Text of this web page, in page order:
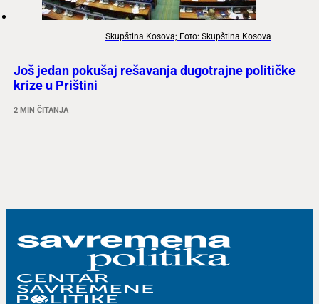
Skupština Kosova; Foto: Skupština Kosova
Još jedan pokušaj rešavanja dugotrajne političke
krize u Prištini
2 MIN ČITANJA